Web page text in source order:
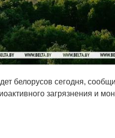
белорусов сегодня,
загрязнения и